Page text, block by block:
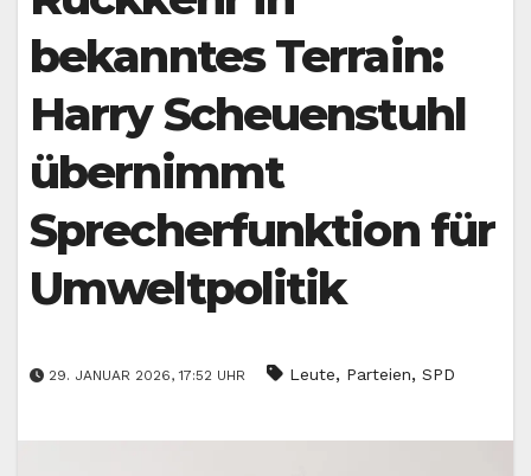
bekanntes Terrain:
Harry Scheuenstuhl
übernimmt
Sprecherfunktion für
Umweltpolitik
29. JANUAR 2026, 17:52 UHR Leute, Parteien, SPD